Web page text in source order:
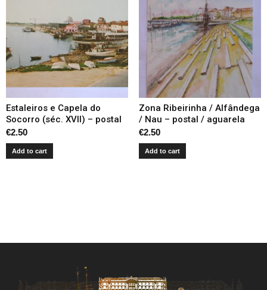
Estaleiros e Capela do
Socorro (séc. XVII) – postal
€2.50
Add to cart
Zona Ribeirinha / Alfândega
/ Nau – postal / aguarela
€2.50
Add to cart